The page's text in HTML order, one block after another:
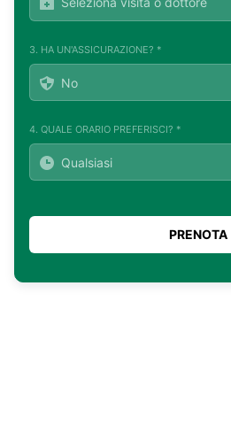
3. HA UN'ASSICURAZIONE? *
4. QUALE ORARIO PREFERISCI? *